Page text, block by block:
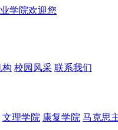
构 校园风采 联系我们
文理学院 康复学院 马克思